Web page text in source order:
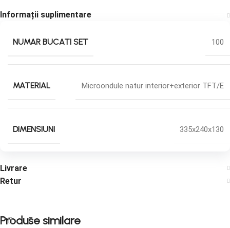
Informații suplimentare
NUMAR BUCATI SET 100
MATERIAL Microondule natur interior+exterior TFT/E
DIMENSIUNI 335x240x130
Livrare
Retur
Produse similare